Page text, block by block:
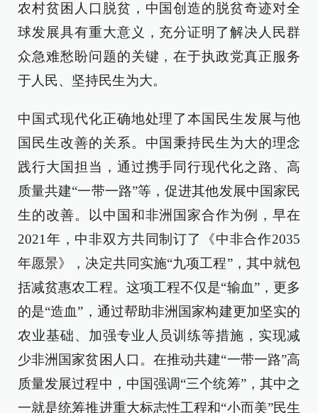
农村贫困人口脱贫，中国创造的脱贫奇迹对全
球发展具有重大意义，充分证明了解决人民群
众急难愁盼问题的关键，在于执政党真正服务
于人民、坚持民生为大。
中国式现代化正确地处理了本国民生发展与他
国民生改善的关系。中国秉持民生为大的理念
践行大国担当，通过携手同行现代化之路、高
质量共建“一带一路”等，促进其他发展中国家民
生的改善。以中国和非洲国家合作为例，早在
2021年，中非双方共同制订了《中非合作2035
年愿景》，决定共同实施“九项工程”，其中就包
括减贫惠农工程。这项工程不仅是“输血”，更多
的是“造血”，通过帮助非洲国家构建更加坚实的
农业基础、加强专业人员训练等措施，实现减
少非洲国家贫困人口。在推动共建“一带一路”高
质量发展过程中，中国强调“三个统筹”，其中之
一就是统筹推进重大标志性工程和“小而美”民生